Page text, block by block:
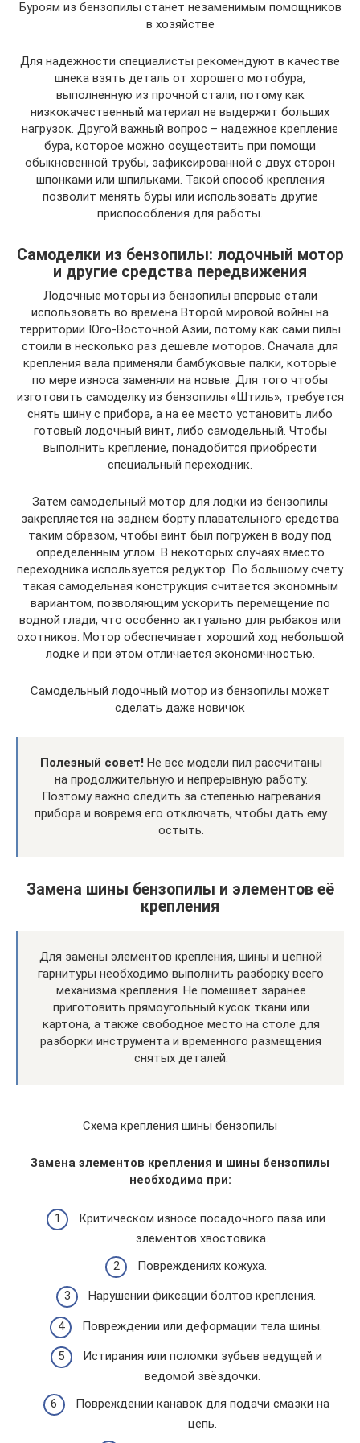
Буроям из бензопилы станет незаменимым помощников
в хозяйстве
Для надежности специалисты рекомендуют в качестве
шнека взять деталь от хорошего мотобура,
выполненную из прочной стали, потому как
низкокачественный материал не выдержит больших
нагрузок. Другой важный вопрос – надежное крепление
бура, которое можно осуществить при помощи
обыкновенной трубы, зафиксированной с двух сторон
шпонками или шпильками. Такой способ крепления
позволит менять буры или использовать другие
приспособления для работы.
Самоделки из бензопилы: лодочный мотор
и другие средства передвижения
Лодочные моторы из бензопилы впервые стали
использовать во времена Второй мировой войны на
территории Юго-Восточной Азии, потому как сами пилы
стоили в несколько раз дешевле моторов. Сначала для
крепления вала применяли бамбуковые палки, которые
по мере износа заменяли на новые. Для того чтобы
изготовить самоделку из бензопилы «Штиль», требуется
снять шину с прибора, а на ее место установить либо
готовый лодочный винт, либо самодельный. Чтобы
выполнить крепление, понадобится приобрести
специальный переходник.
Затем самодельный мотор для лодки из бензопилы
закрепляется на заднем борту плавательного средства
таким образом, чтобы винт был погружен в воду под
определенным углом. В некоторых случаях вместо
переходника используется редуктор. По большому счету
такая самодельная конструкция считается экономным
вариантом, позволяющим ускорить перемещение по
водной глади, что особенно актуально для рыбаков или
охотников. Мотор обеспечивает хороший ход небольшой
лодке и при этом отличается экономичностью.
Самодельный лодочный мотор из бензопилы может
сделать даже новичок
Полезный совет! Не все модели пил рассчитаны
на продолжительную и непрерывную работу.
Поэтому важно следить за степенью нагревания
прибора и вовремя его отключать, чтобы дать ему
остыть.
Замена шины бензопилы и элементов её
крепления
Для замены элементов крепления, шины и цепной
гарнитуры необходимо выполнить разборку всего
механизма крепления. Не помешает заранее
приготовить прямоугольный кусок ткани или
картона, а также свободное место на столе для
разборки инструмента и временного размещения
снятых деталей.
Схема крепления шины бензопилы
Замена элементов крепления и шины бензопилы
необходима при:
Критическом износе посадочного паза или
элементов хвостовика.
Повреждениях кожуха.
Нарушении фиксации болтов крепления.
Повреждении или деформации тела шины.
Истирания или поломки зубьев ведущей и
ведомой звёздочки.
Повреждении канавок для подачи смазки на
цепь.